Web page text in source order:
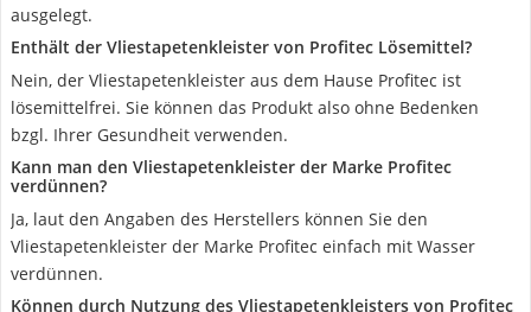
ausgelegt.
Enthält der Vliestapetenkleister von Profitec Lösemittel?
Nein, der Vliestapetenkleister aus dem Hause Profitec ist
lösemittelfrei. Sie können das Produkt also ohne Bedenken
bzgl. Ihrer Gesundheit verwenden.
Kann man den Vliestapetenkleister der Marke Profitec
verdünnen?
Ja, laut den Angaben des Herstellers können Sie den
Vliestapetenkleister der Marke Profitec einfach mit Wasser
verdünnen.
Können durch Nutzung des Vliestapetenkleisters von Profitec